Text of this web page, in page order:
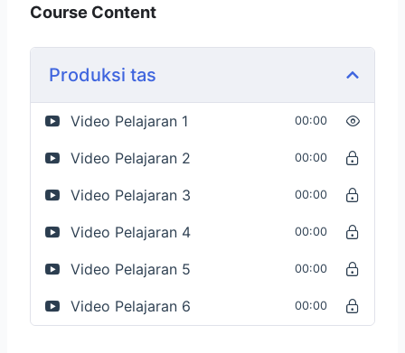
Course Content
Produksi tas
Video Pelajaran 1 00:00
Video Pelajaran 2 00:00
Video Pelajaran 3 00:00
Video Pelajaran 4 00:00
Video Pelajaran 5 00:00
Video Pelajaran 6 00:00